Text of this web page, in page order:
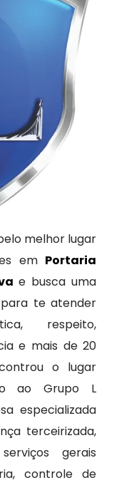
melhor lugar
em Portaria
e busca uma
te atender
respeito,
e mais de 20
o lugar
ao Grupo L
especializada
terceirizada,
gerais
controle de